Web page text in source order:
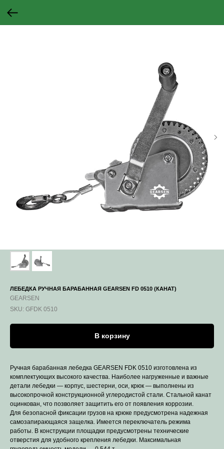
ЛЕБЕДКА РУЧНАЯ БАРАБАННАЯ GEARSEN FD 0510 (КАНАТ)
GEARSEN
SKU: GFDK 0510
В корзину
Ручная барабанная лебедка GEARSEN FDK 0510 изготовлена из
комплектующих высокого качества. Наиболее нагруженные и важные
детали лебедки — корпус, шестерни, оси, крюк — выполнены из
высокопрочной конструкционной углеродистой стали. Стальной канат
оцинкован, что позволяет защитить его от появления коррозии.
Для безопасной фиксации грузов на крюке предусмотрена надежная
самозапирающаяся защелка. Имеется переключатель режима
работы. В конструкции площадки предусмотрены технические
отверстия для удобного крепления лебедки. Максимальная